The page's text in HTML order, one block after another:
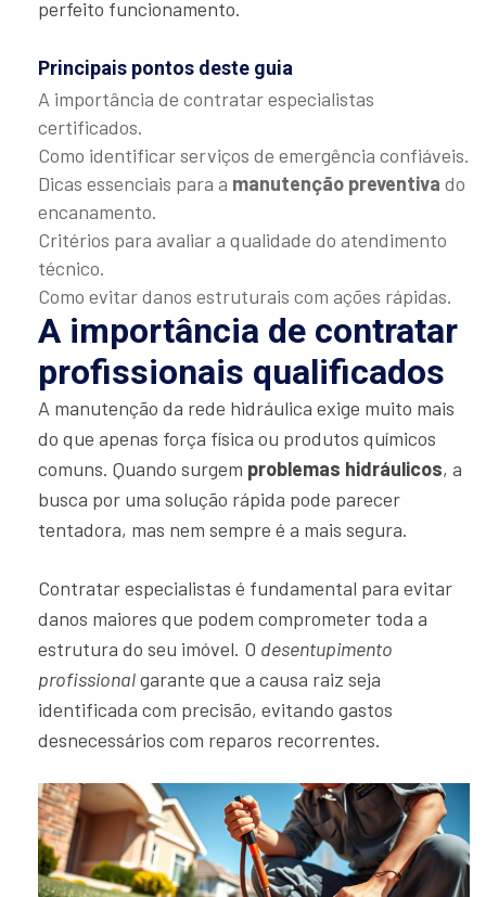
perfeito funcionamento.
Principais pontos deste guia
A importância de contratar especialistas
certificados.
Como identificar serviços de emergência confiáveis.
Dicas essenciais para a manutenção preventiva do
encanamento.
Critérios para avaliar a qualidade do atendimento
técnico.
Como evitar danos estruturais com ações rápidas.
A importância de contratar
profissionais qualificados
A manutenção da rede hidráulica exige muito mais
do que apenas força física ou produtos químicos
comuns. Quando surgem problemas hidráulicos, a
busca por uma solução rápida pode parecer
tentadora, mas nem sempre é a mais segura.
Contratar especialistas é fundamental para evitar
danos maiores que podem comprometer toda a
estrutura do seu imóvel. O desentupimento
profissionalgarante que a causa raiz seja
identificada com precisão, evitando gastos
desnecessários com reparos recorrentes.